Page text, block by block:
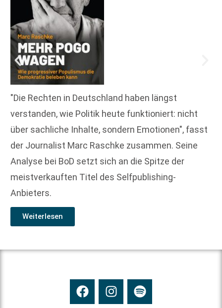
"Die Rechten in Deutschland haben längst
verstanden, wie Politik heute funktioniert: nicht
über sachliche Inhalte, sondern Emotionen", fasst
der Journalist Marc Raschke zusammen. Seine
Analyse bei BoD setzt sich an die Spitze der
meistverkauften Titel des Selfpublishing-
Anbieters.
Weiterlesen